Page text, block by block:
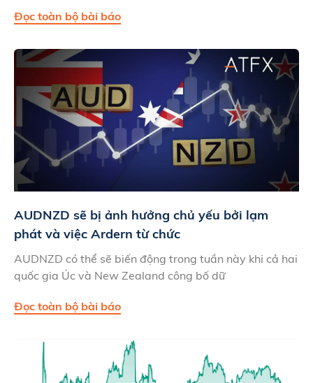
Đọc toàn bộ bài báo
AUDNZD sẽ bị ảnh hưởng chủ yếu bởi lạm
phát và việc Ardern từ chức
AUDNZD có thể sẽ biến động trong tuần này khi cả hai
quốc gia Úc và New Zealand công bố dữ
Đọc toàn bộ bài báo